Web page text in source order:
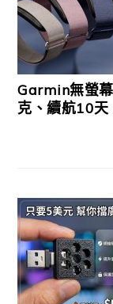
Garmin無螢
克、續航10天